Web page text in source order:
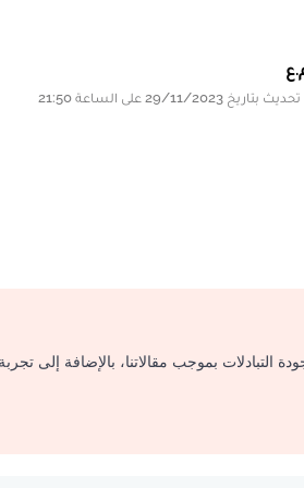
التبادلات بموجب مقالاتنا، بالإضافة إلى